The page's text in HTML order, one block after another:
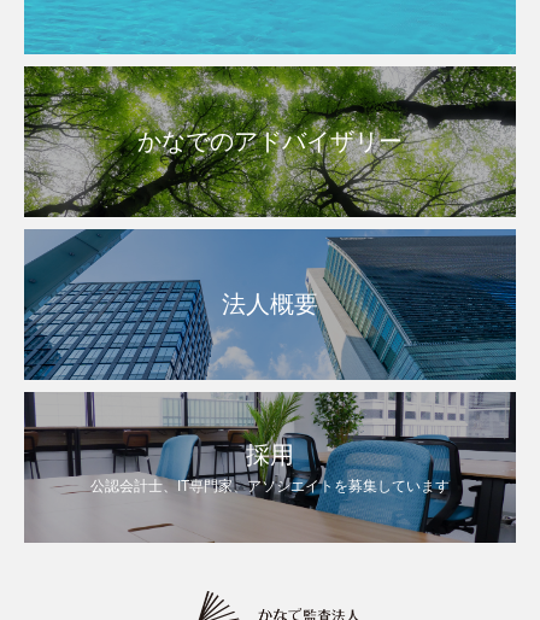
かなでのアドバイザリー
法人概要
採用
公認会計士、IT専門家、アソシエイトを募集しています